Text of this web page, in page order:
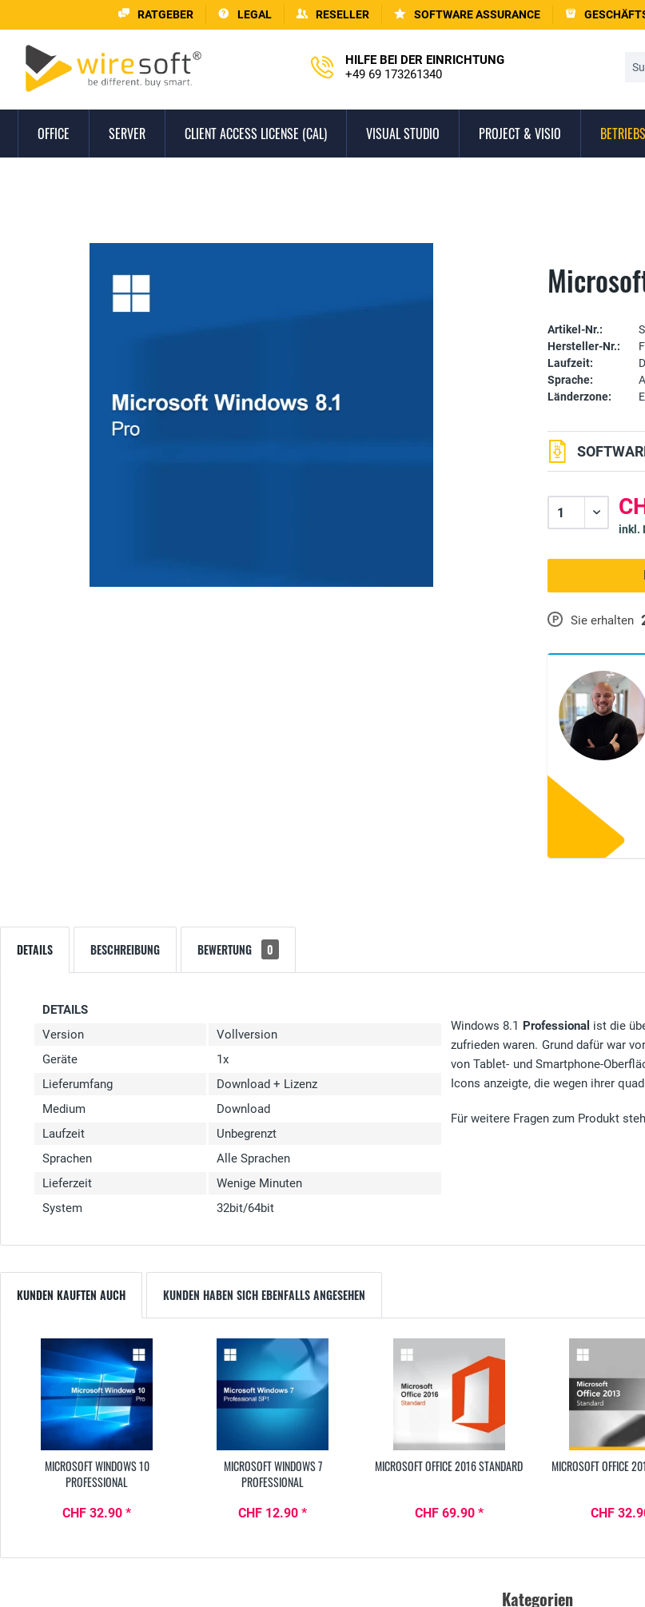
RATGEBER LEGAL RESELLER SOFTWARE ASSURANCE
HILFE BEI DER EINRICHTUNG
+49 69 173261340
OFFICE SERVER CLIENT ACCESS LICENSE (CAL) VISUAL STUDIO PROJECT & VISIO
Artikel-Nr.:
Hersteller-Nr.:
Laufzeit:
Sprache:
Länderzone:
P Sie erhalten
inkl.
DETAILS BESCHREIBUNG BEWERTUNG 0
DETAILS
Version
Vollversion
Geräte
1x
Lieferumfang
Download + Lizenz
Medium
Download
Laufzeit
Unbegrenzt
Sprachen
Alle Sprachen
Lieferzeit
Wenige Minuten
System
32bit/64bit
Windows 8.1 Professional ist die
zufrieden waren. Grund dafür war
von Tablet- und Smartphone-
Icons anzeigte, die wegen ihrer
Für weitere Fragen zum Produkt
KUNDEN KAUFTEN AUCH KUNDEN HABEN SICH EBENFALLS ANGESEHEN
MICROSOFT WINDOWS 10
PROFESSIONAL
CHF 32.90 *
MICROSOFT WINDOWS 7
PROFESSIONAL
CHF 12.90 *
MICROSOFT OFFICE 2016 STANDARD
CHF 69.90 *
MICROSOFT OFFICE
CHF
Kategorien